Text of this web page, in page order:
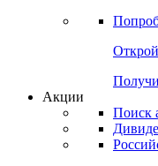
Акции
Поиск